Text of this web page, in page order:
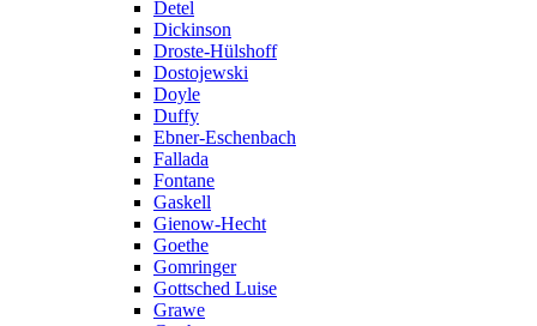
Detel
Dickinson
Droste-Hülshoff
Dostojewski
Doyle
Duffy
Ebner-Eschenbach
Fallada
Fontane
Gaskell
Gienow-Hecht
Goethe
Gomringer
Gottsched Luise
Grawe